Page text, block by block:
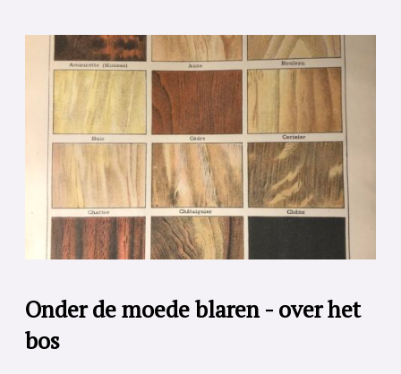
Onder de moede blaren - over het
bos